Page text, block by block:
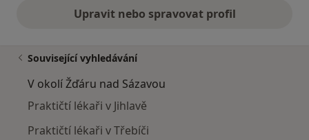
Upravit nebo spravovat profil
Související vyhledávání
V okolí Žďáru nad Sázavou
Praktičtí lékaři v Jihlavě
Praktičtí lékaři v Třebíči